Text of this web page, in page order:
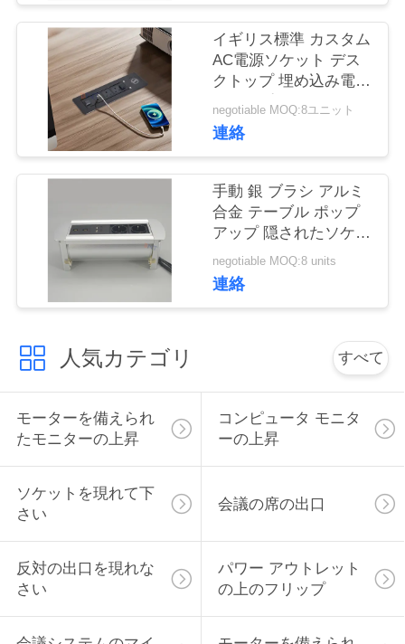
達
し
ュ
ス
場
合
CONFERENCE
ROOM
イギリス標準 カスタム
AC電源ソケット デス
クトップ 埋め込み電気
フリップソケット 2個
出口 1個USB&1個C型
&1個ワイヤレス充電器
negotiable MOQ:8ユニット
連絡
手動 銀 ブラシ アルミ
合金 テーブル ポップ
アップ 隠されたソケッ
negotiable MOQ:8 units
連絡
人気カテゴリ すべて
モーターを備えられ
たモニターの上昇
コンピュータ モニタ
ーの上昇
ソケットを現れて下
さい
会議の席の出口
反対の出口を現れな
さい
パワー アウトレット
の上のフリップ